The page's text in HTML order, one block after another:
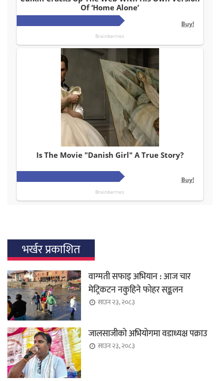
भर्खर प्रकाशित
वाग्मती सफाइ अभियान : आज चार
मेट्रिकटन नकुहिने फोहर सङ्कलन
साउन २३, २०८३
जालसाजीको अभियोगमा वडाध्यक्ष पक्राउ
साउन २३, २०८३